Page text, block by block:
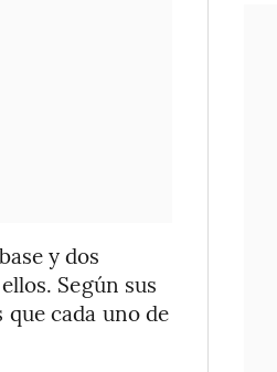
y dos
Según sus
cada uno de